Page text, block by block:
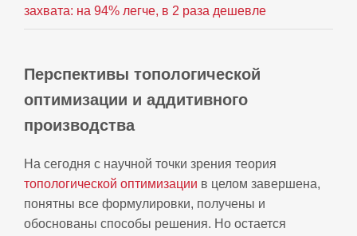
захвата: на 94% легче, в 2 раза дешевле
Перспективы топологической
оптимизации и аддитивного
производства
На сегодня с научной точки зрения теория
топологической оптимизации в целом завершена,
понятны все формулировки, получены и
обоснованы способы решения. Но остается